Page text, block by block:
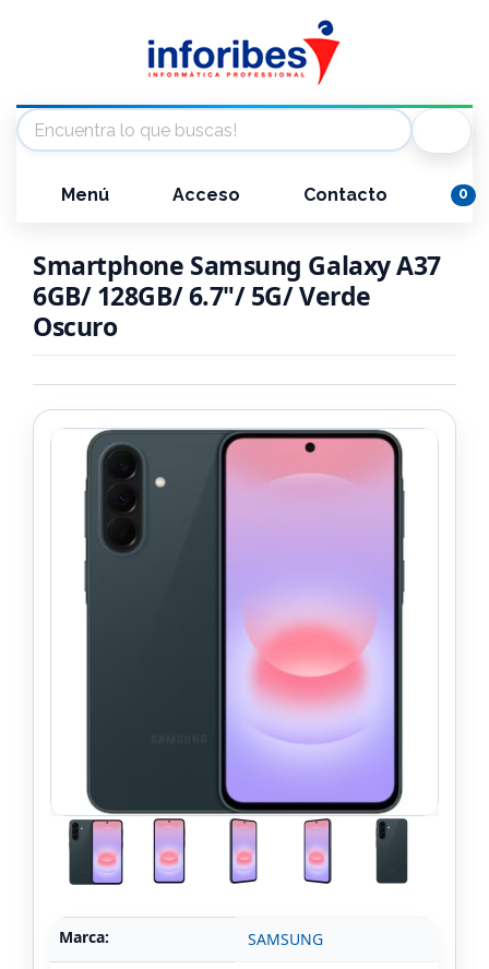
Menú Acceso Contacto 0
Smartphone Samsung Galaxy A37
6GB/ 128GB/ 6.7"/ 5G/ Verde
Oscuro
Marca: SAMSUNG